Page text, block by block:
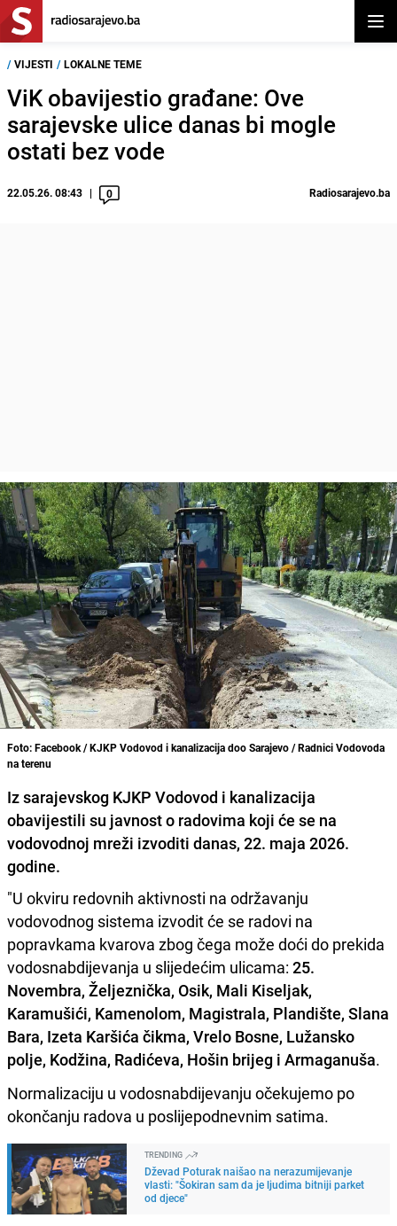
/ VIJESTI / LOKALNE TEME
ViK obavijestio građane: Ove
sarajevske ulice danas bi mogle
ostati bez vode
22.05.26. 08:43 0 Radiosarajevo.ba
Foto: Facebook / KJKP Vodovod i kanalizacija doo Sarajevo / Radnici Vodovoda
na terenu
Iz sarajevskog KJKP Vodovod i kanalizacija
obavijestili su javnost o radovima koji će se na
vodovodnoj mreži izvoditi danas, 22. maja 2026.
godine.
"U okviru redovnih aktivnosti na održavanju
vodovodnog sistema izvodit će se radovi na
popravkama kvarova zbog čega može doći do prekida
vodosnabdijevanja u slijedećim ulicama: 25.
Novembra, Željeznička, Osik, Mali Kiseljak,
Karamušići, Kamenolom, Magistrala, Plandište, Slana
Bara, Izeta Karšića čikma, Vrelo Bosne, Lužansko
polje, Kodžina, Radićeva, Hošin brijeg i Armaganuša.
Normalizaciju u vodosnabdijevanju očekujemo po
okončanju radova u poslijepodnevnim satima.
TRENDING
Dževad Poturak naišao na nerazumijevanje
vlasti: "Šokiran sam da je ljudima bitniji parket
od djece"